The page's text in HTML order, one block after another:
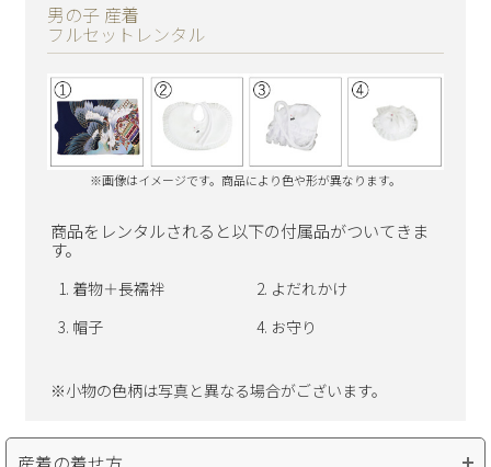
男の子 産着
フルセットレンタル
※画像はイメージです。商品により色や形が異なります。
商品をレンタルされると以下の付属品がついてきま
す。
着物＋長襦袢
よだれかけ
帽子
お守り
※小物の色柄は写真と異なる場合がございます。